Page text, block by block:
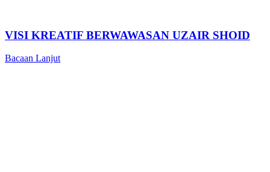
VISI KREATIF BERWAWASAN UZAIR SHOID
Bacaan Lanjut